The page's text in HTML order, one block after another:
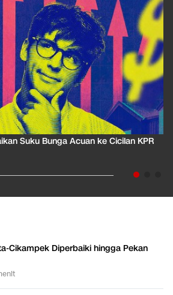
Suku Bunga Acuan ke Cicilan KPR
Cikampek Diperbaiki hingga Pekan